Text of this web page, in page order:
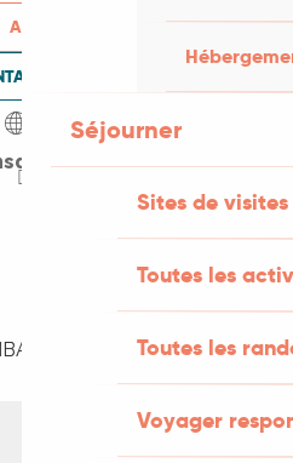
Séjourner
Sites de visites
Toutes les
Toutes les
Voyager
APPELER
NOUS
- Bourg à 97m